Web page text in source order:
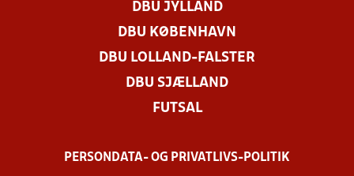
DBU JYLLAND
DBU KØBENHAVN
DBU LOLLAND-FALSTER
DBU SJÆLLAND
FUTSAL
PERSONDATA- OG PRIVATLIVS-POLITIK